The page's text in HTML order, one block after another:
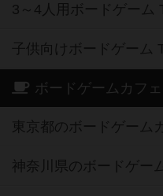
3～4人用ボードゲーム
子供向けボードゲーム
ボードゲームカフェ
東京都のボードゲーム
神奈川県のボードゲー